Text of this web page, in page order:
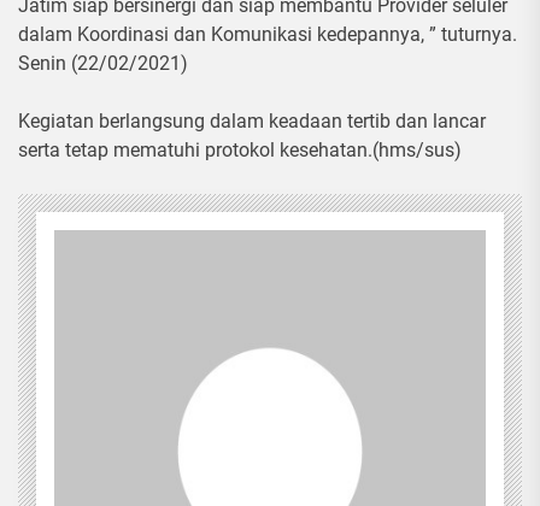
Jatim siap bersinergi dan siap membantu Provider seluler
dalam Koordinasi dan Komunikasi kedepannya, ” tuturnya.
Senin (22/02/2021)
Kegiatan berlangsung dalam keadaan tertib dan lancar
serta tetap mematuhi protokol kesehatan.(hms/sus)